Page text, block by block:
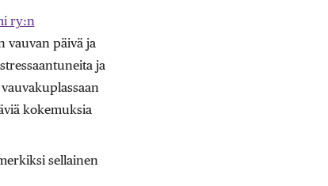
ry:n
vauvan päivä ja
ja
kokemuksia
sellainen